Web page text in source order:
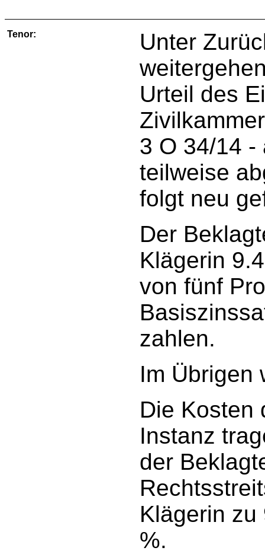
Tenor:
Unter
Urteil des
3 O 34/14 -
teilweise
folgt neu
Der
Klägerin
von fünf
zahlen.
Im Übrigen
Die Kosten
Instanz
der
Klägerin
%.